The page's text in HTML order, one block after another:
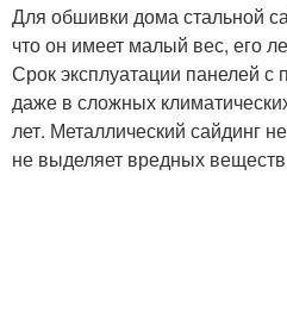
Для обшивки дома стальной
что он имеет малый вес, его
Срок эксплуатации панелей
даже в сложных
лет. Металлический сайдинг
не выделяет вредных